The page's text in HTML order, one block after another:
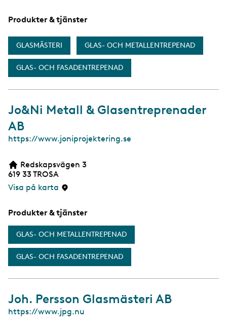
Produkter & tjänster
GLASMÄSTERI GLAS- OCH METALLENTREPENAD
GLAS- OCH FASADENTREPENAD
Jo&Ni Metall & Glasentreprenader
AB
W
b
s
i
https://www.joniprojektering.se
Redskapsvägen 3
619 33TROSA
Visa på karta
Produkter & tjänster
GLAS- OCH METALLENTREPENAD
GLAS- OCH FASADENTREPENAD
Joh. Persson Glasmästeri AB
W
https://www.jpg.nu